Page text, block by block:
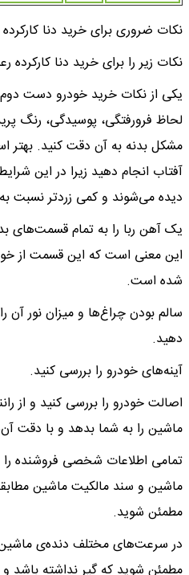
نکات ضروری برای خرید دنا کارکرده
نکات زیر را برای خرید دنا کارکرده
یکی از نکات خرید خودرو دست
لحاظ فرورفتگی، پوسیدگی، رنگ
مشکل بدنه به آن دقت کنید. بهتر
آفتاب انجام دهید زیرا در این
دیده می‌شوند و کمی زردتر نسبت
یک آهن ربا را به تمام قسمت‌های
این معنی است که این قسمت از
شده است.
سالم بودن چراغ‌ها و میزان نور آن
دهید.
آینه‌های خودرو را بررسی کنید.
اصالت خودرو را بررسی کنید و از
ماشین را به شما بدهد و با دقت
تمامی اطلاعات شخصی فروشنده
ماشین و سند مالکیت ماشین
مطمئن شوید.
در سرعت‌های مختلف دنده‌ی ماشین